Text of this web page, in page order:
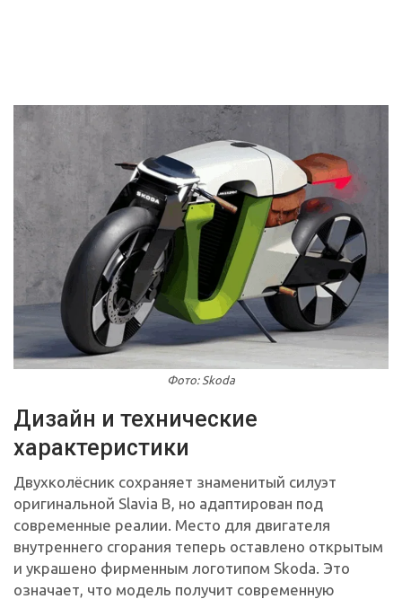
Фото: Skoda
Дизайн и технические
характеристики
Двухколёсник сохраняет знаменитый силуэт
оригинальной Slavia B, но адаптирован под
современные реалии. Место для двигателя
внутреннего сгорания теперь оставлено открытым
и украшено фирменным логотипом Skoda. Это
означает, что модель получит современную